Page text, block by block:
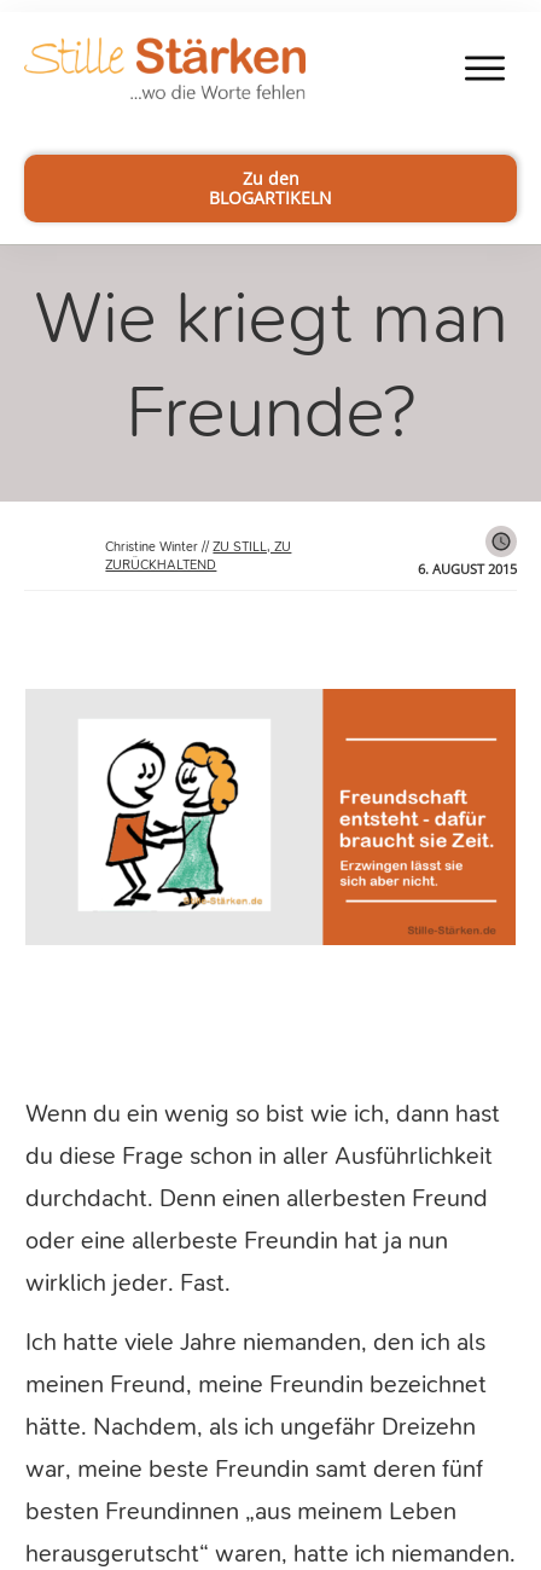
Zu den
BLOGARTIKELN
Wie kriegt man
Freunde?
Christine Winter //ZU STILL, ZU
ZURÜCKHALTEND
6. AUGUST 2015
Wenn du ein wenig so bist wie ich, dann hast
du diese Frage schon in aller Ausführlichkeit
durchdacht. Denn einen allerbesten Freund
oder eine allerbeste Freundin hat ja nun
wirklich jeder. Fast.
Ich hatte viele Jahre niemanden, den ich als
meinen Freund, meine Freundin bezeichnet
hätte. Nachdem, als ich ungefähr Dreizehn
war, meine beste Freundin samt deren fünf
besten Freundinnen „aus meinem Leben
herausgerutscht“ waren, hatte ich niemanden.